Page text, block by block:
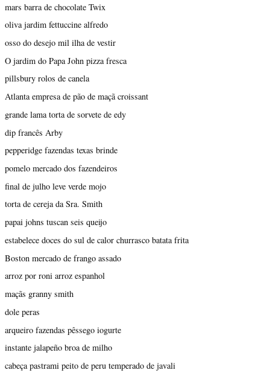
mars barra de chocolate Twix
oliva jardim fettuccine alfredo
osso do desejo mil ilha de vestir
O jardim do Papa John pizza fresca
pillsbury rolos de canela
Atlanta empresa de pão de maçã croissant
grande lama torta de sorvete de edy
dip francês Arby
pepperidge fazendas texas brinde
pomelo mercado dos fazendeiros
final de julho leve verde mojo
torta de cereja da Sra. Smith
papai johns tuscan seis queijo
estabelece doces do sul de calor churrasco batata frita
Boston mercado de frango assado
arroz por roni arroz espanhol
maçãs granny smith
dole peras
arqueiro fazendas pêssego iogurte
instante jalapeño broa de milho
cabeça pastrami peito de peru temperado de javali